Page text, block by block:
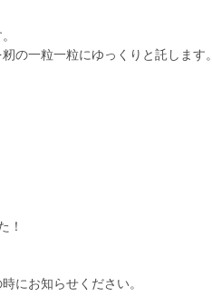
の一粒一粒にゆっくりと託します。
！
にお知らせください。